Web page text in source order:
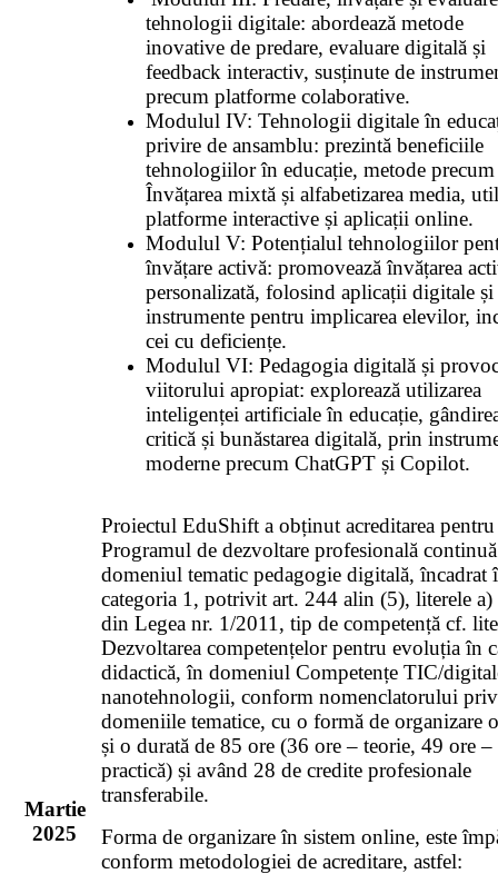
tehnologii digitale: abordează metode
inovative de predare, evaluare digitală și
feedback interactiv, susținute de
precum platforme colaborative.
Modulul IV: Tehnologii digitale în
privire de ansamblu: prezintă beneficiile
tehnologiilor în educație, metode precum
Învățarea mixtă și alfabetizarea media,
platforme interactive și aplicații online.
Modulul V: Potențialul tehnologiilor
învățare activă: promovează învățarea
personalizată, folosind aplicații digitale și
instrumente pentru implicarea elevilor,
cei cu deficiențe.
Modulul VI: Pedagogia digitală și
viitorului apropiat: explorează utilizarea
inteligenței artificiale în educație,
critică și bunăstarea digitală, prin
moderne precum ChatGPT și Copilot.
Martie
2025
Proiectul EduShift a obținut acreditarea pentru
Programul de dezvoltare profesională
domeniul tematic pedagogie digitală, încadrat
categoria 1, potrivit art. 244 alin (5), literele a)
din Legea nr. 1/2011, tip de competență cf.
Dezvoltarea competențelor pentru evoluția în
didactică, în domeniul Competențe TIC/
nanotehnologii, conform nomenclatorului
domeniile tematice, cu o formă de organizare
și o durată de 85 ore (36 ore – teorie, 49 ore –
practică) și având 28 de credite profesionale
transferabile.
Forma de organizare în sistem online, este
conform metodologiei de acreditare, astfel: